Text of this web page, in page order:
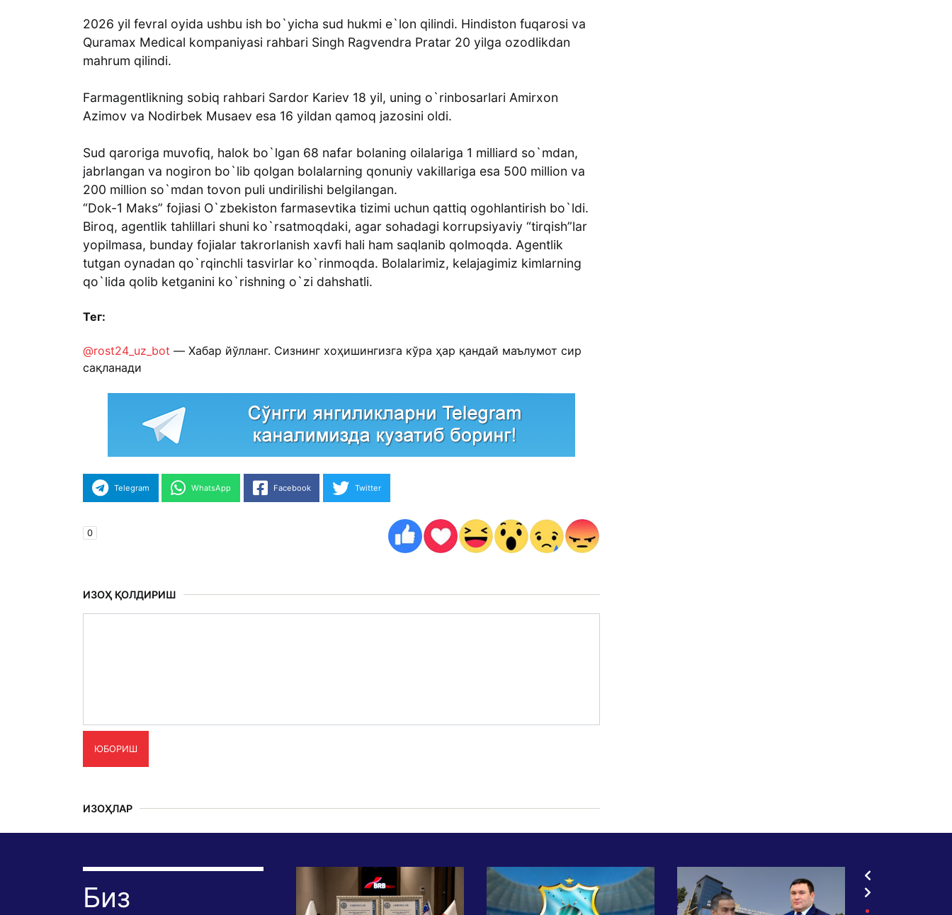
2026 yil fevral oyida ushbu ish bo`yicha sud hukmi e`lon qilindi. Hindiston fuqarosi va
Quramax Medical kompaniyasi rahbari Singh Ragvendra Pratar 20 yilga ozodlikdan
mahrum qilindi.
Farmagentlikning sobiq rahbari Sardor Kariev 18 yil, uning o`rinbosarlari Amirxon
Azimov va Nodirbek Musaev esa 16 yildan qamoq jazosini oldi.
Sud qaroriga muvofiq, halok bo`lgan 68 nafar bolaning oilalariga 1 milliard so`mdan,
jabrlangan va nogiron bo`lib qolgan bolalarning qonuniy vakillariga esa 500 million va
200 million so`mdan tovon puli undirilishi belgilangan.
“Dok-1 Maks” fojiasi O`zbekiston farmasevtika tizimi uchun qattiq ogohlantirish bo`ldi.
Biroq, agentlik tahlillari shuni ko`rsatmoqdaki, agar sohadagi korrupsiyaviy “tirqish”lar
yopilmasa, bunday fojialar takrorlanish xavfi hali ham saqlanib qolmoqda. Agentlik
tutgan oynadan qo`rqinchli tasvirlar ko`rinmoqda. Bolalarimiz, kelajagimiz kimlarning
qo`lida qolib ketganini ko`rishning o`zi dahshatli.
Тег:
@rost24_uz_bot — Хабар йўлланг. Сизнинг хоҳишингизга кўра ҳар қандай маълумот сир
сақланади
Telegram WhatsApp Facebook Twitter
0
ИЗОҲ ҚОЛДИРИШ
ЮБОРИШ
ИЗОҲЛАР
Биз